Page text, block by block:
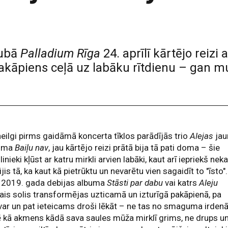
Palladium Rīga 24. aprīlī kārtējo reizi
ceļā uz labāku rītdienu – gan
pirms gaidāmā koncerta tīklos parādījās trioAlejas
Baiļu nav, jau kārtējo reizi prātā bija tā pati doma – šie
kļūst ar katru mirkli arvien labāki, kaut arī iepriekš
tā, ka kaut kā pietrūktu un nevarētu vien sagaidīt to
2019. gada debijas albumaStāsti par dabu vai katrsAleju
solis transformējas uzticamā un izturīgā pakāpienā, pa
un pat ieteicams droši lēkāt – ne tas no smaguma
kā akmens kādā sava saules mūža mirklī grims, ne drups